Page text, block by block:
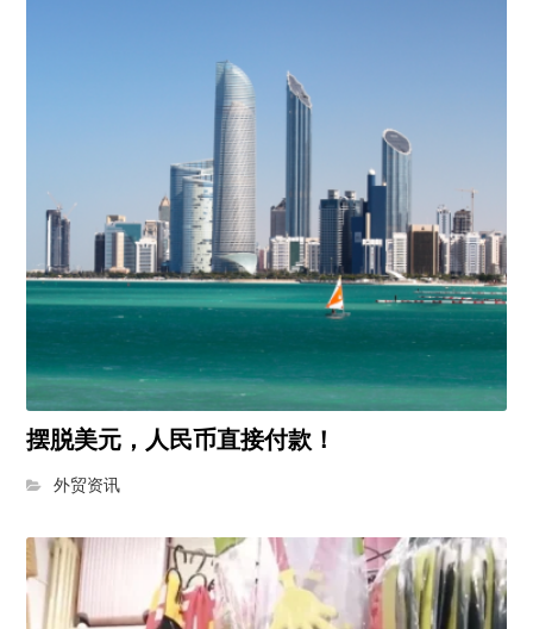
摆脱美元，人民币直接付款！
外贸资讯